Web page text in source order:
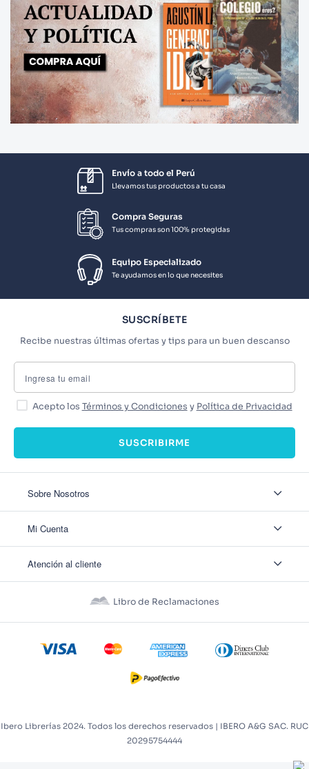
Envío a todo el Perú
Llevamos tus productos a tu casa
Compra Seguras
Tus compras son 100% protegidas
Equipo Especializado
Te ayudamos en lo que necesites
SUSCRÍBETE
Recibe nuestras últimas ofertas y tips para un buen descanso
Acepto los Términos y Condiciones y Política de Privacidad
SUSCRIBIRME
Sobre Nosotros
Nuestas tiendas
Mi Cuenta
Ver mis Pedidos
Recuperar Contraseña
Atención al cliente
Políticas de Privacidad
Políticas de Cookies
Términos y Condiciones Promos
Libro de Reclamaciones
Ibero Librerías 2024. Todos los derechos reservados | IBERO A&G SAC. RUC
20295754444